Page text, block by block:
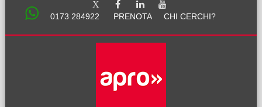
0173 284922 PRENOTA CHI CERCHI?